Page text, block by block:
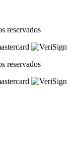
reservados
reservados